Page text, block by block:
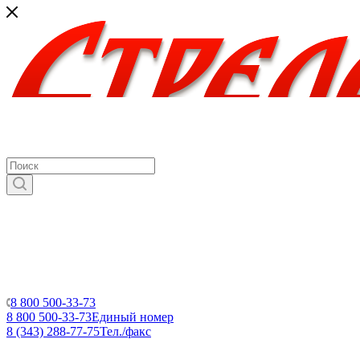
8 800 500-33-73
8 800 500-33-73Единый номер
8 (343) 288-77-75Тел./факс